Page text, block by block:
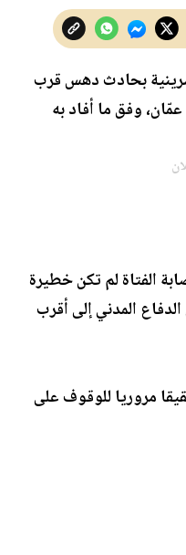
بحادث دهس قرب
وفق ما أفاد به
الفتاة لم تكن خطيرة
المدني إلى أقرب
مروريا للوقوف على